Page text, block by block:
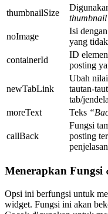
thumbnailSize
thumbnail
noImage
Isi
yang
containerId
ID
posting
newTabLink
Ubah
tautan-
tab/
moreText
Teks
callBack
Fungsi
posting
Menerapkan Fungsi
Opsi ini berfungsi untuk
widget. Fungsi ini akan